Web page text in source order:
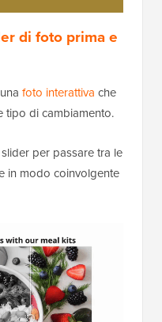
di foto prima e
foto interattiva che
tipo di cambiamento.
per passare tra le
in modo coinvolgente